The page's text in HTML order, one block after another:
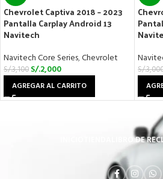
Chevrolet Captiva 2018 – 2023
Pantalla Carplay Android 13
Navitech
Navitech Core Series,Chevrolet
S/.3,100 S/.2,000
AGREGAR AL CARRITO
S/.
LIBRO DE